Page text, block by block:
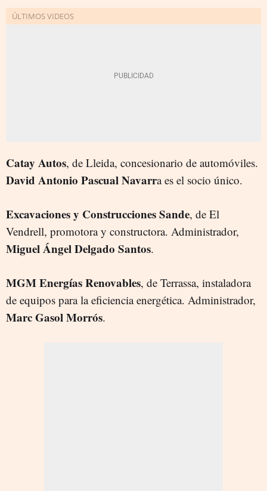
Catay Autos, de Lleida, concesionario de automóviles.
David Antonio Pascual Navarra es el socio único.
Excavaciones y Construcciones Sande, de El
Vendrell, promotora y constructora. Administrador,
Miguel Ángel Delgado Santos.
MGM Energías Renovables, de Terrassa, instaladora
de equipos para la eficiencia energética. Administrador,
Marc Gasol Morrós.